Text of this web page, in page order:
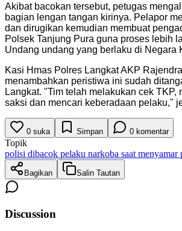
Akibat bacokan tersebut, petugas
bagian lengan tangan kirinya. Pelapor
dan dirugikan kemudian membuat
Polsek Tanjung Pura guna proses lebih
Undang undang yang berlaku di Negara
Kasi Hmas Polres Langkat AKP
menambahkan peristiwa ini sudah
Langkat. "Tim telah melakukan cek TKP,
saksi dan mencari keberadaan pelaku,"
0 suka Simpan 0 komentar
Topik
polisi dibacok pelaku narkoba saat menyamar
Bagikan Salin Tautan
Discussion